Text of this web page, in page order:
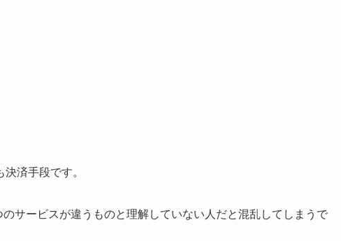
済手段です。
サービスが違うものと理解していない人だと混乱してしまうで